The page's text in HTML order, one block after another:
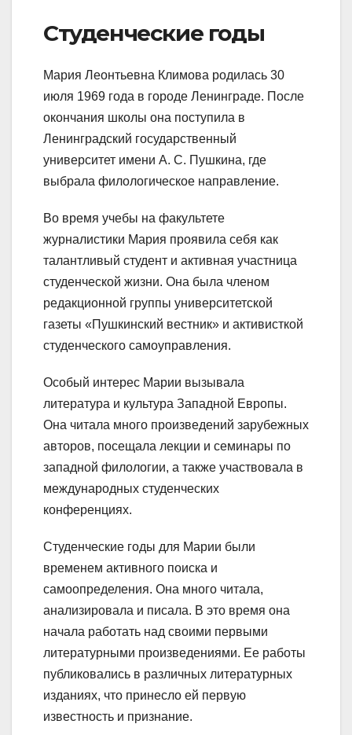
Студенческие годы
Мария Леонтьевна Климова родилась 30
июля 1969 года в городе Ленинграде. После
окончания школы она поступила в
Ленинградский государственный
университет имени А. С. Пушкина, где
выбрала филологическое направление.
Во время учебы на факультете
журналистики Мария проявила себя как
талантливый студент и активная участница
студенческой жизни. Она была членом
редакционной группы университетской
газеты «Пушкинский вестник» и активисткой
студенческого самоуправления.
Особый интерес Марии вызывала
литература и культура Западной Европы.
Она читала много произведений зарубежных
авторов, посещала лекции и семинары по
западной филологии, а также участвовала в
международных студенческих
конференциях.
Студенческие годы для Марии были
временем активного поиска и
самоопределения. Она много читала,
анализировала и писала. В это время она
начала работать над своими первыми
литературными произведениями. Ее работы
публиковались в различных литературных
изданиях, что принесло ей первую
известность и признание.